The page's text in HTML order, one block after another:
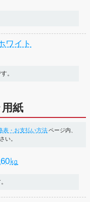
ワイト
。
紙
表・お支払い方法ページ内、
い。
㎏